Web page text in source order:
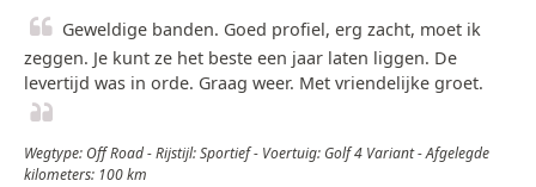
Geweldige banden. Goed profiel, erg zacht, moet ik
zeggen. Je kunt ze het beste een jaar laten liggen. De
levertijd was in orde. Graag weer. Met vriendelijke groet.
Wegtype: Off Road - Rijstijl: Sportief - Voertuig: Golf 4 Variant - Afgelegde
kilometers: 100 km